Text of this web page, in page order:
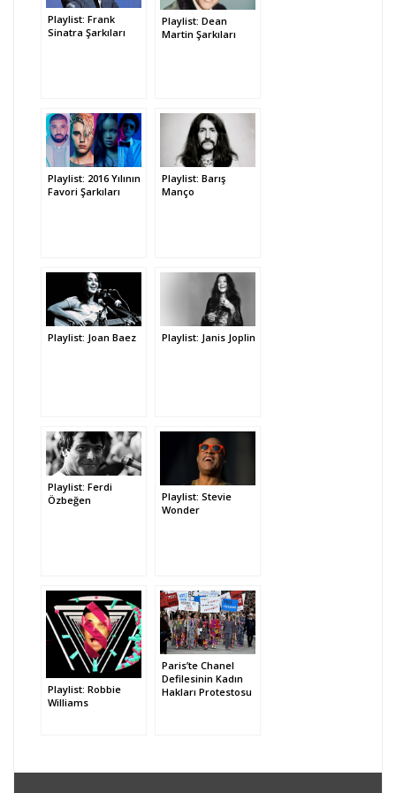
Playlist: Frank
Sinatra Şarkıları
Playlist: Dean
Martin Şarkıları
Playlist: 2016 Yılının
Favori Şarkıları
Playlist: Barış
Manço
Playlist: Joan Baez Playlist: Janis Joplin
Playlist: Ferdi
Özbeğen
Playlist: Stevie
Wonder
Playlist: Robbie
Williams
Paris’te Chanel
Defilesinin Kadın
Hakları Protestosu